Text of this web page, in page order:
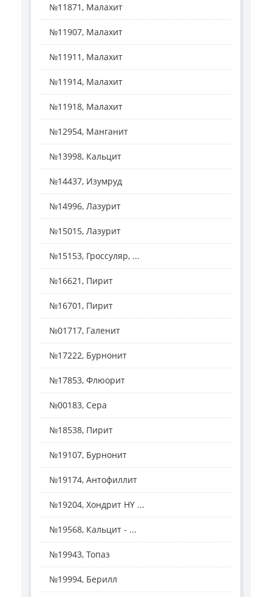
№11871, Малахит
№11907, Малахит
№11911, Малахит
№11914, Малахит
№11918, Малахит
№12954, Манганит
№13998, Кальцит
№14437, Изумруд
№14996, Лазурит
№15015, Лазурит
№15153, Гроссуляр, ...
№16621, Пирит
№16701, Пирит
№01717, Галенит
№17222, Бурнонит
№17853, Флюорит
№00183, Сера
№18538, Пирит
№19107, Бурнонит
№19174, Антофиллит
№19204, Хондрит HY ...
№19568, Кальцит - ...
№19943, Топаз
№19994, Берилл